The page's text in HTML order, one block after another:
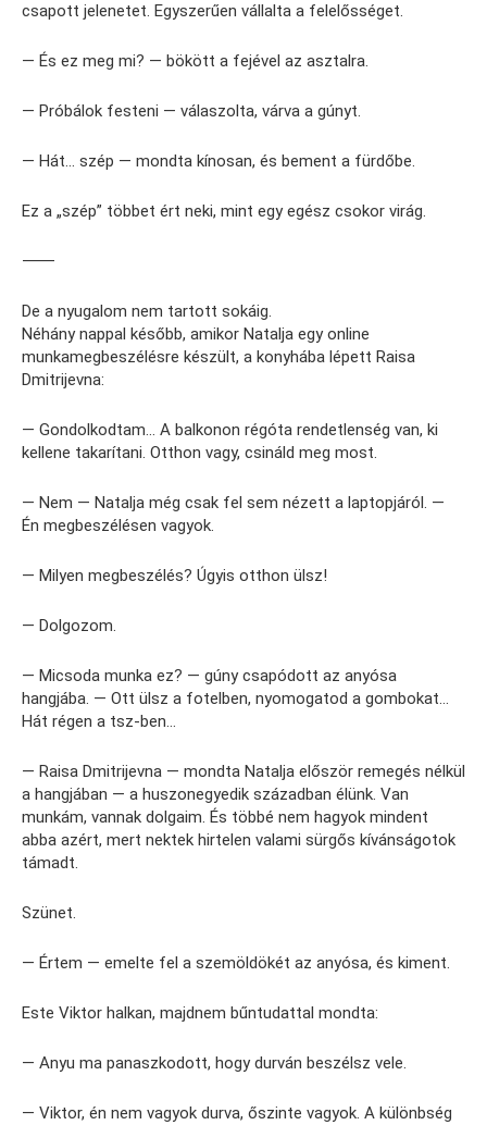
csapott jelenetet. Egyszerűen vállalta a felelősséget.
— És ez meg mi? — bökött a fejével az asztalra.
— Próbálok festeni — válaszolta, várva a gúnyt.
— Hát… szép — mondta kínosan, és bement a fürdőbe.
Ez a „szép” többet ért neki, mint egy egész csokor virág.
⸻
De a nyugalom nem tartott sokáig.
Néhány nappal később, amikor Natalja egy online
munkamegbeszélésre készült, a konyhába lépett Raisa
Dmitrijevna:
— Gondolkodtam… A balkonon régóta rendetlenség van, ki
kellene takarítani. Otthon vagy, csináld meg most.
— Nem — Natalja még csak fel sem nézett a laptopjáról. —
Én megbeszélésen vagyok.
— Milyen megbeszélés? Úgyis otthon ülsz!
— Dolgozom.
— Micsoda munka ez? — gúny csapódott az anyósa
hangjába. — Ott ülsz a fotelben, nyomogatod a gombokat…
Hát régen a tsz-ben…
— Raisa Dmitrijevna — mondta Natalja először remegés nélkül
a hangjában — a huszonegyedik században élünk. Van
munkám, vannak dolgaim. És többé nem hagyok mindent
abba azért, mert nektek hirtelen valami sürgős kívánságotok
támadt.
Szünet.
— Értem — emelte fel a szemöldökét az anyósa, és kiment.
Este Viktor halkan, majdnem bűntudattal mondta:
— Anyu ma panaszkodott, hogy durván beszélsz vele.
— Viktor, én nem vagyok durva, őszinte vagyok. A különbség